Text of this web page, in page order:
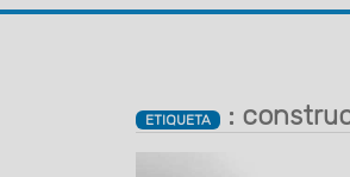
ETIQUETA :